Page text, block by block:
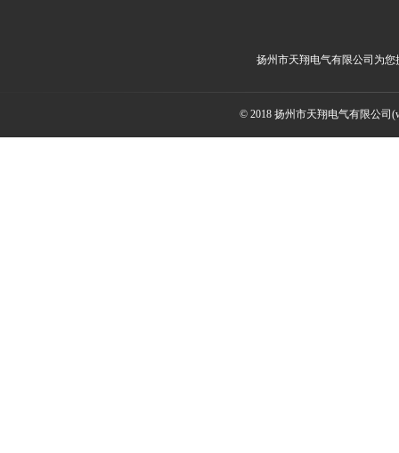
扬州市天翔电气有限公司为您
© 2018 扬州市天翔电气有限公司